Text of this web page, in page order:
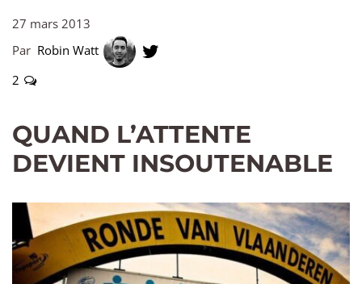
27 mars 2013
Par Robin Watt
2
QUAND L’ATTENTE
DEVIENT INSOUTENABLE